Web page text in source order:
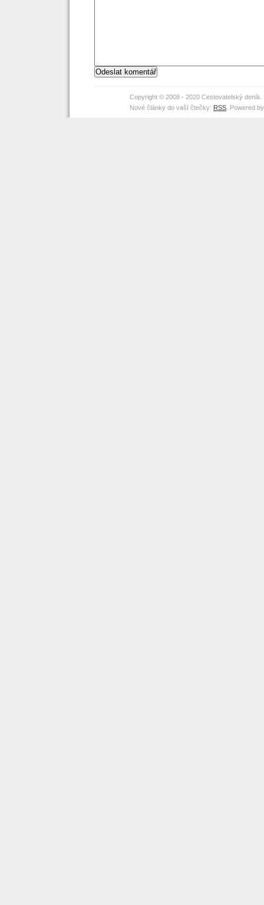
Copyright © 2008 - 2020 Cestovatelský
Nové články do vaší čtečky: RSS . Powered